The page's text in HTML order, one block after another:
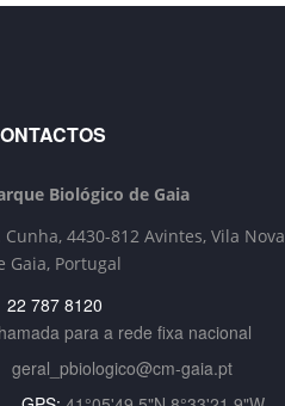
Biológico de Gaia
Cunha, 4430-812 Avintes, Vila Nova
Gaia, Portugal
22 787 8120
para a rede fixa nacional
geral_pbiologico@cm-gaia.pt